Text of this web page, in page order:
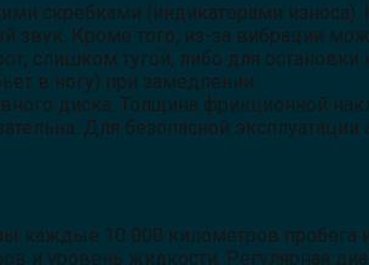
скребками (индикаторами износа).
звук. Кроме того, из-за вибрации
слишком тугой, либо для
в ногу) при замедлении.
диска. Толщина фрикционной
Для безопасной эксплуатации
каждые 10 000 километров пробега
и уровень жидкости. Регулярная